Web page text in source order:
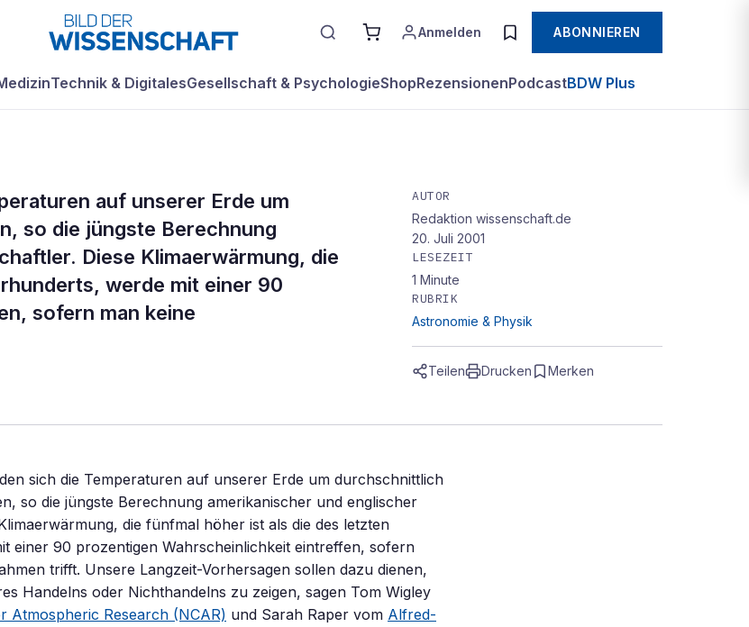
Anmelden ABONNIEREN
Technik & DigitalesGesellschaft & PsychologieShopRezensionenPodcastBDW Plus
4.7 Grad
auf unserer Erde um
so die jüngste Berechnung
Diese Klimaerwärmung, die
werde mit einer 90
sofern man keine
AUTOR
Redaktion wissenschaft.de
20. Juli 2001
LESEZEIT
1 Minute
RUBRIK
Astronomie & Physik
Teilen Drucken Merken
sich die Temperaturen auf unserer Erde um durchschnittlich
so die jüngste Berechnung amerikanischer und englischer
die fünfmal höher ist als die des letzten
einer 90 prozentigen Wahrscheinlichkeit eintreffen, sofern
trifft. Unsere Langzeit-Vorhersagen sollen dazu dienen,
Handelns oder Nichthandelns zu zeigen, sagen Tom Wigley
Atmospheric Research (NCAR) und Sarah Raper vom Alfred-